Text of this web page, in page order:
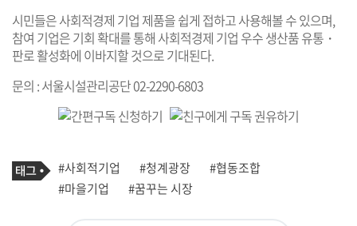
시민들은 사회적경제 기업 제품을 쉽게 접하고 사용해볼 수 있으며,
참여 기업은 기회 확대를 통해 사회적경제 기업 우수 생산품 유통・
판로 활성화에 이바지할 것으로 기대된다.
문의 : 서울시설관리공단 02-2290-6803
기
사
관
련
태
그
#사회적기업 #청계광장
#협동조합
#마을기업
#꿈꾸는 시장